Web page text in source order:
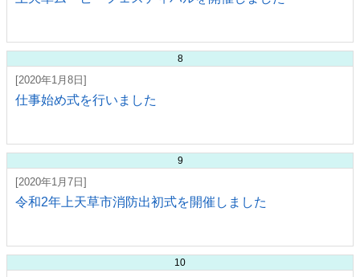
8
[2020年1月8日]
仕事始め式を行いました
9
[2020年1月7日]
令和2年上天草市消防出初式を開催しました
10